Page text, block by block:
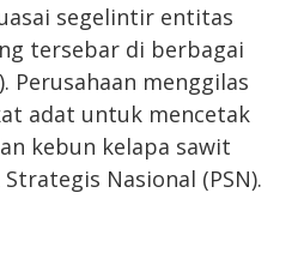
segelintir entitas
tersebar di berbagai
Perusahaan menggilas
adat untuk mencetak
kebun kelapa sawit
Nasional (PSN).